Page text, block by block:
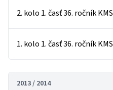
2. kolo 1. časť 36. ročník KMS
1. kolo 1. časť 36. ročník KMS
2013 / 2014